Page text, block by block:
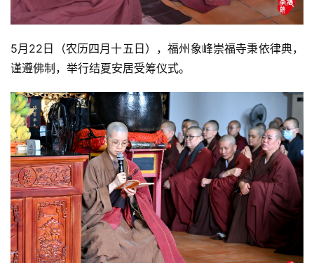
5月22日（农历四月十五日），福州象峰崇福寺秉依律典，
谨遵佛制，举行结夏安居受筹仪式。